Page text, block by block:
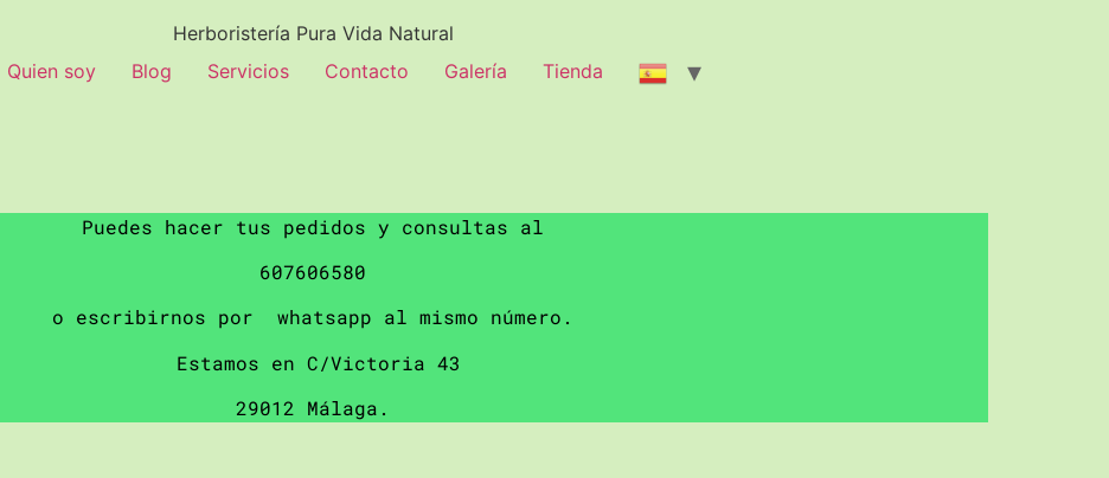
Herboristería Pura Vida Natural
Quien soy Blog Servicios Contacto Galería Tienda
Puedes hacer tus pedidos y consultas al
607606580
o escribirnos por whatsapp al mismo número.
Estamos en C/Victoria 43
29012 Málaga.